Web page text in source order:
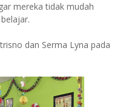
mereka tidak mudah
dan Serma Lyna pada